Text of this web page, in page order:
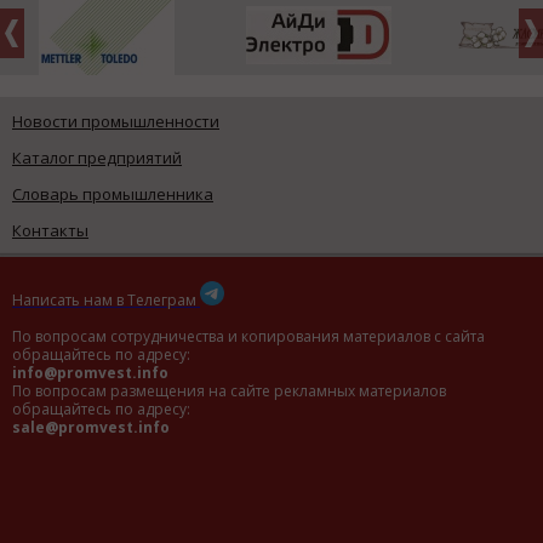
Новости промышленности
Каталог предприятий
Словарь промышленника
Контакты
Написать нам в Телеграм
По вопросам сотрудничества и копирования материалов с сайта
обращайтесь по адресу:
info@promvest.info
По вопросам размещения на сайте рекламных материалов
обращайтесь по адресу:
sale@promvest.info